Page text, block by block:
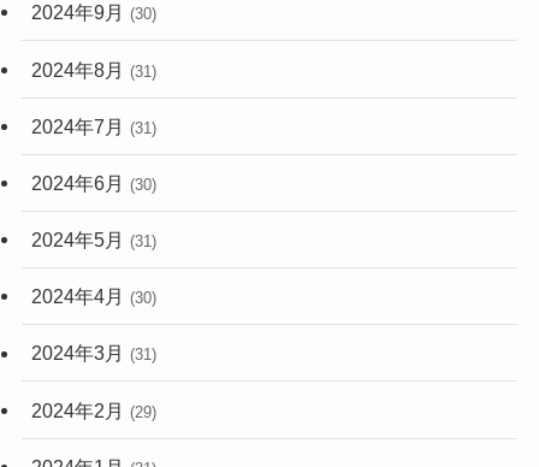
2024年9月 (30)
2024年8月 (31)
2024年7月 (31)
2024年6月 (30)
2024年5月 (31)
2024年4月 (30)
2024年3月 (31)
2024年2月 (29)